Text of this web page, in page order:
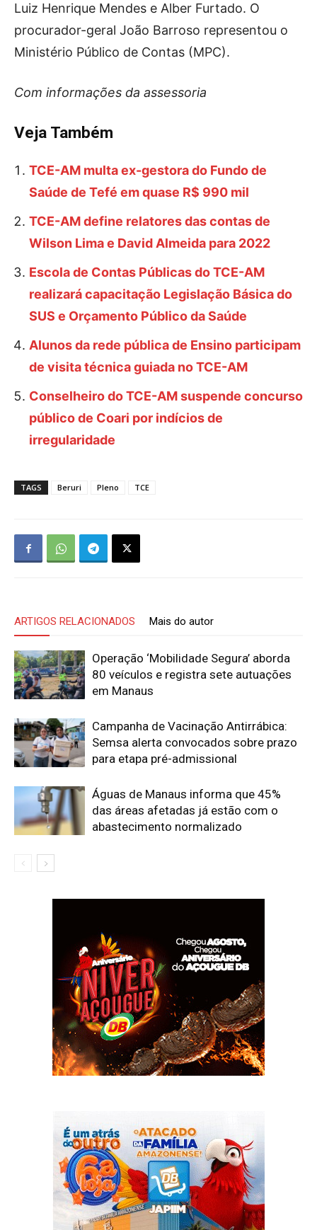
Luiz Henrique Mendes e Alber Furtado. O
procurador-geral João Barroso representou o
Ministério Público de Contas (MPC).
Com informações da assessoria
Veja Também
TCE-AM multa ex-gestora do Fundo de
Saúde de Tefé em quase R$ 990 mil
TCE-AM define relatores das contas de
Wilson Lima e David Almeida para 2022
Escola de Contas Públicas do TCE-AM
realizará capacitação Legislação Básica do
SUS e Orçamento Público da Saúde
Alunos da rede pública de Ensino participam
de visita técnica guiada no TCE-AM
Conselheiro do TCE-AM suspende concurso
público de Coari por indícios de
irregularidade
TAGS Beruri Pleno TCE
ARTIGOS RELACIONADOS Mais do autor
Operação ‘Mobilidade Segura’ aborda
80 veículos e registra sete autuações
em Manaus
Campanha de Vacinação Antirrábica:
Semsa alerta convocados sobre prazo
para etapa pré-admissional
Águas de Manaus informa que 45%
das áreas afetadas já estão com o
abastecimento normalizado